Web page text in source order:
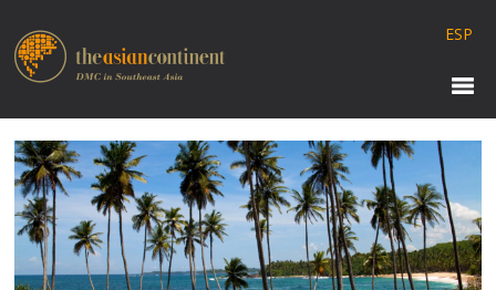
ESP